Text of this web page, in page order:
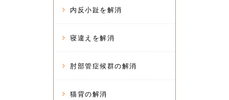
内反小趾を解消
寝違えを解消
肘部管症候群の解消
猫背の解消